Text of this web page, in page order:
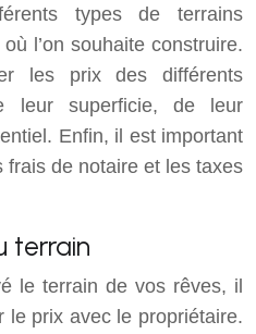
types de terrains
l’on souhaite construire.
les prix des différents
leur superficie, de leur
Enfin, il est important
de notaire et les taxes
terrain
le terrain de vos rêves, il
le prix avec le propriétaire.